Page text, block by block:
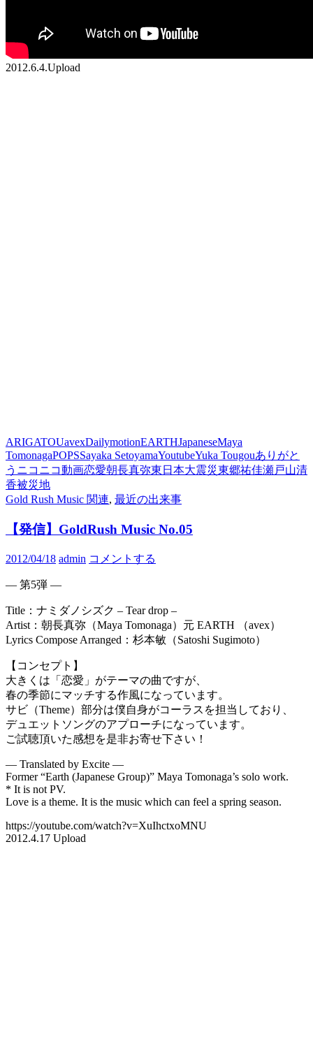
2012.6.4.Upload
ARIGATOUavexDailymotionEARTHJapaneseMaya
TomonagaPOPSSayaka SetoyamaYoutubeYuka Tougouありがと
う ニコニコ動画恋愛朝長真弥東日本大震災東郷祐佳瀬戸山清
香被災地
Gold Rush Music 関連, 最近の出来事
【発信】GoldRush Music No.05
2012/04/18 admin コメントする
— 第5弾 —
Title：ナミダノシズク – Tear drop –
Artist：朝長真弥（Maya Tomonaga）元 EARTH （avex）
Lyrics Compose Arranged：杉本敏（Satoshi Sugimoto）
【コンセプト】
大きくは「恋愛」がテーマの曲ですが、
春の季節にマッチする作風になっています。
サビ（Theme）部分は僕自身がコーラスを担当しており、
デュエットソングのアプローチになっています。
ご試聴頂いた感想を是非お寄せ下さい！
— Translated by Excite —
Former “Earth (Japanese Group)” Maya Tomonaga’s solo work.
* It is not PV.
Love is a theme. It is the music which can feel a spring season.
https://youtube.com/watch?v=XuIhctxoMNU
2012.4.17 Upload